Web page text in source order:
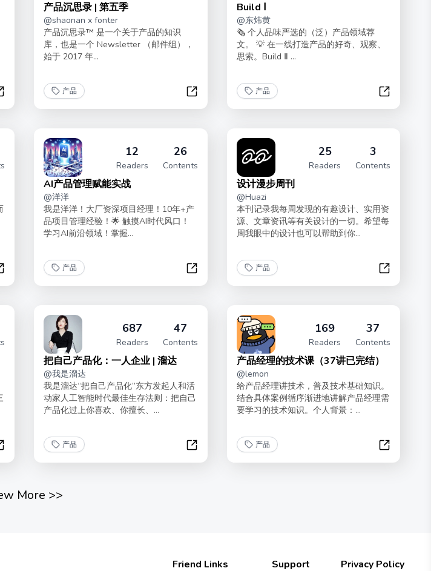
品沉思录 | 第六季
产品沉思录 | 第五季
@shaonan x fonter
产品沉思录™ 是一个关于产品的知识
库，也是一个 Newsletter （邮件组），
始于 2017 年...
产品
产品沉思录 | 第五季
Build Ⅰ
@东炜黄
🗞 个人品味严选的（泛）产品领域荐
文。 💡 在一线打造产品的好奇、观察、
思索。Build Ⅱ ...
产品
Build Ⅰ
产品经理求职指南
12
Readers
26
Contents
AI产品管理赋能实战
@洋洋
我是洋洋！大厂资深项目经理！10年+产
品项目管理经验！🌟 触摸AI时代风口！
学习AI前沿领域！掌握...
产品
AI产品管理赋能实战
25
Readers
3
Contents
设计漫步周刊
@Huazi
本刊记录我每周发现的有趣设计、实用资
源、文章资讯等有关设计的一切。希望每
周我眼中的设计也可以帮助到你...
产品
设计漫步周
银的产品分析 · 无限季
687
Readers
47
Contents
把自己产品化：一人企业 | 溜达
@我是溜达
我是溜达“把自己产品化”东方发起人和活
动家人工智能时代最佳生存法则：把自己
产品化过上你喜欢、你擅长、...
产品
把自己产品化：一人企业 | 溜达
169
Readers
37
Contents
产品经理的技术课（37讲已完结）
@lemon
给产品经理讲技术，普及技术基础知识。
结合具体案例循序渐进地讲解产品经理需
要学习的技术知识。个人背景：...
产品
产品经理
More >>
Friend Links Support Privacy Policy